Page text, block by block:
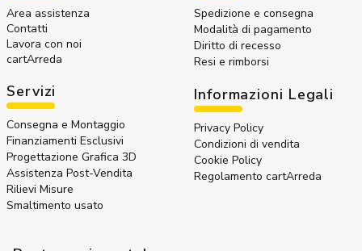
Area assistenza
Contatti
Lavora con noi
cartArreda
Servizi
Consegna e Montaggio
Finanziamenti Esclusivi
Progettazione Grafica 3D
Assistenza Post-Vendita
Rilievi Misure
Smaltimento usato
Spedizione e consegna
Modalità di pagamento
Diritto di recesso
Resi e rimborsi
Informazioni Legali
Privacy Policy
Condizioni di vendita
Cookie Policy
Regolamento cartArreda